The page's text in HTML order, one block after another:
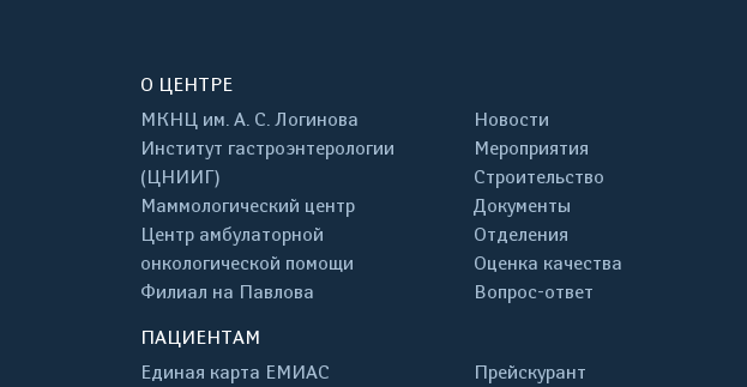
О ЦЕНТРЕ
МКНЦ им. А. С. Логинова
Институт гастроэнтерологии
(ЦНИИГ)
Маммологический центр
Центр амбулаторной
онкологической помощи
Филиал на Павлова
Новости
Мероприятия
Строительство
Документы
Отделения
Оценка качества
Вопрос-ответ
ПАЦИЕНТАМ
Единая карта ЕМИАС
Прейскурант